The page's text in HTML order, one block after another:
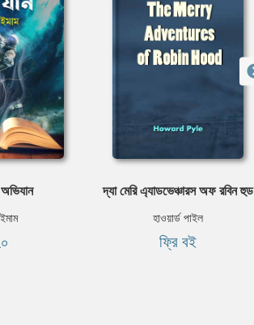
দ্যা মেরি এ্যাডভেঞ্চারস অফ রবিন হুড
হাওয়ার্ড পাইল
ফ্রি বই